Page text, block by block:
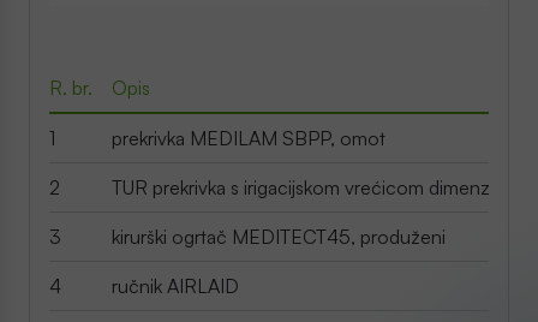
R. br. Opis
1 prekrivka MEDILAM SBPP, omot
2 TUR prekrivka s irigacijskom vrećicom dimenzija
3 kirurški ogrtač MEDITECT45, produženi
4 ručnik AIRLAID